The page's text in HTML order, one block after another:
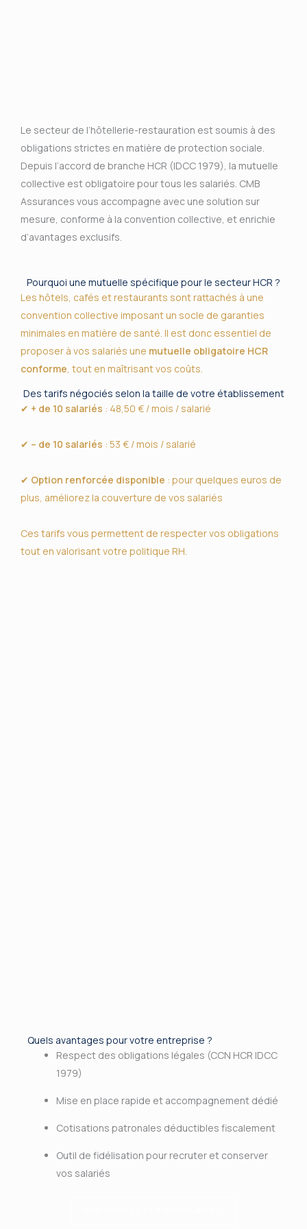
Le secteur de l’hôtellerie-restauration est soumis à des
obligations strictes en matière de protection sociale.
Depuis l’accord de branche HCR (IDCC 1979), la mutuelle
collective est obligatoire pour tous les salariés. CMB
Assurances vous accompagne avec une solution sur
mesure, conforme à la convention collective, et enrichie
d’avantages exclusifs.
Pourquoi une mutuelle spécifique pour le secteur HCR ?
Les hôtels, cafés et restaurants sont rattachés à une
convention collective imposant un socle de garanties
minimales en matière de santé. Il est donc essentiel de
proposer à vos salariés une mutuelle obligatoire HCR
conforme, tout en maîtrisant vos coûts.
Des tarifs négociés selon la taille de votre établissement
✔ + de 10 salariés : 48,50 € / mois / salarié
✔ – de 10 salariés : 53 € / mois / salarié
✔ Option renforcée disponible : pour quelques euros de
plus, améliorez la couverture de vos salariés
Ces tarifs vous permettent de respecter vos obligations
tout en valorisant votre politique RH.
Quels avantages pour votre entreprise ?
Respect des obligations légales (CCN HCR IDCC
1979)
Mise en place rapide et accompagnement dédié
Cotisations patronales déductibles fiscalement
Outil de fidélisation pour recruter et conserver
vos salariés